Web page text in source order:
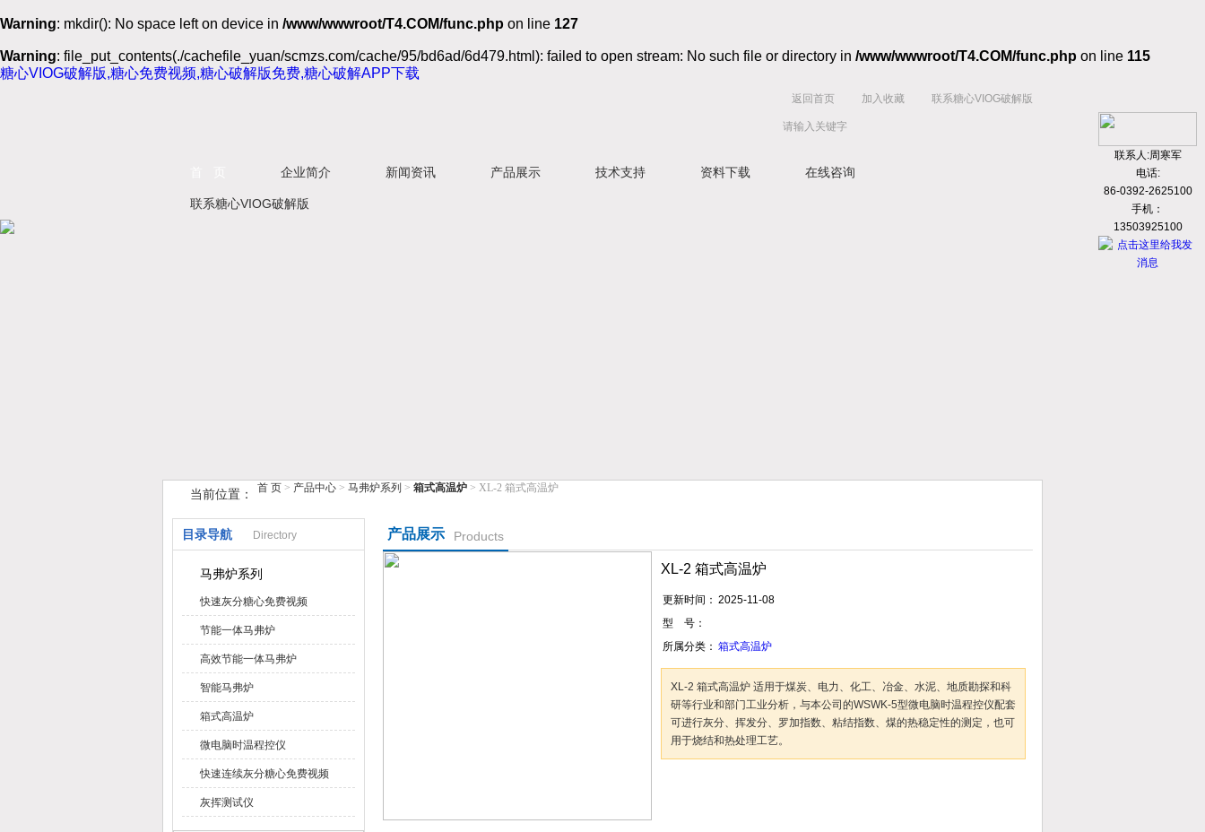
Warning: mkdir(): No space left on device in /www/wwwroot/T4.COM/func.php on line 127
Warning: file_put_contents(./cachefile_yuan/scmzs.com/cache/95/bd6ad/6d479.html): failed to open stream: No such file or directory in /www/wwwroot/T4.COM/func.php on line 115
糖心VIOG破解版,糖心免费视频,糖心破解版免费,糖心破解APP下载
鹤壁市糖心VIOG破解版仪器仪表有限公司
返回首页 加入收藏 联系糖心VIOG破解版
企业简介 新闻资讯 产品展示 技术支持 资料下载 在线咨询
联系糖心VIOG破解版
当前位置： 首 页 > 产品中心 > 马弗炉系列 > 箱式高温炉 > XL-2 箱式高温炉
目录导航 Directory
马弗炉系列
快速灰分糖心免费视频
节能一体马弗炉
高效节能一体马弗炉
智能马弗炉
箱式高温炉
微电脑时温程控仪
快速连续灰分糖心免费视频
灰挥测试仪
产品展示 Products
XL-2 箱式高温炉
更新时间： 2025-11-08
型 号：
所属分类： 箱式高温炉
XL-2 箱式高温炉 适用于煤炭、电力、化工、冶金、水泥、地质勘探和科
研等行业和部门工业分析，与本公司的WSWK-5型微电脑时温程控仪配套
可进行灰分、挥发分、罗加指数、粘结指数、煤的热稳定性的测定，也可
用于烧结和热处理工艺。
联系人:周寒军
电话:
86-0392-2625100
手机：
13503925100